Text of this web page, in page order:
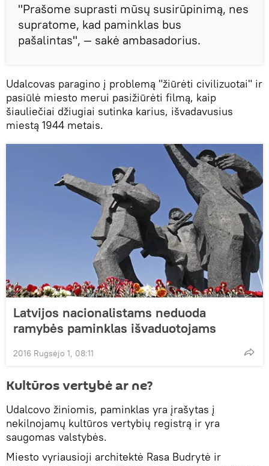
"Prašome suprasti mūsų susirūpinimą, nes
supratome, kad paminklas bus
pašalintas", — sakė ambasadorius.
Udalcovas paragino į problemą "žiūrėti civilizuotai" ir
pasiūlė miesto merui pasižiūrėti filmą, kaip
šiauliečiai džiugiai sutinka karius, išvadavusius
miestą 1944 metais.
Latvijos nacionalistams neduoda
ramybės paminklas išvaduotojams
2016 Rugsėjo 1, 08:11
Kultūros vertybė ar ne?
Udalcovo žiniomis, paminklas yra įrašytas į
nekilnojamų kultūros vertybių registrą ir yra
saugomas valstybės.
Miesto vyriausioji architektė Rasa Budrytė ir